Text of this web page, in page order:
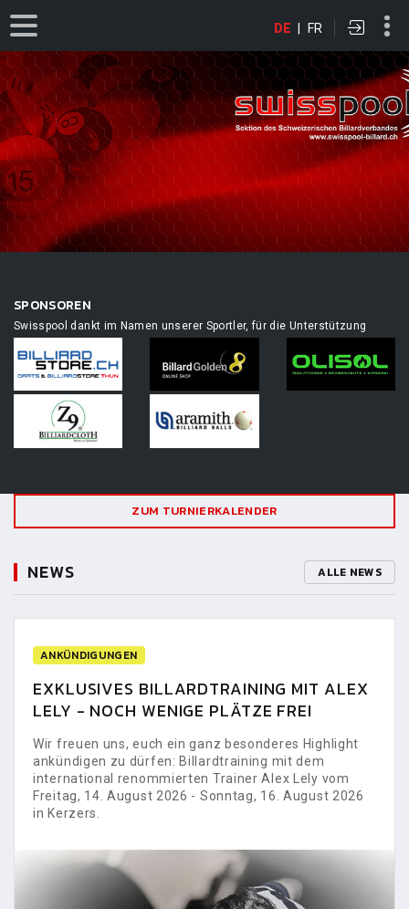
DE | FR
SPONSOREN
Swisspool dankt im Namen unserer Sportler, für die Unterstützung
ZUM TURNIERKALENDER
NEWS ALLE NEWS
ANKÜNDIGUNGEN
EXKLUSIVES BILLARDTRAINING MIT ALEX
LELY - NOCH WENIGE PLÄTZE FREI
Wir freuen uns, euch ein ganz besonderes Highlight
ankündigen zu dürfen: Billardtraining mit dem
international renommierten Trainer Alex Lely vom
Freitag, 14. August 2026 - Sonntag, 16. August 2026
in Kerzers.